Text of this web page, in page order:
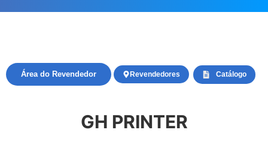
Catálogo
Revendedores
Área do Revendedor
GH PRINTER